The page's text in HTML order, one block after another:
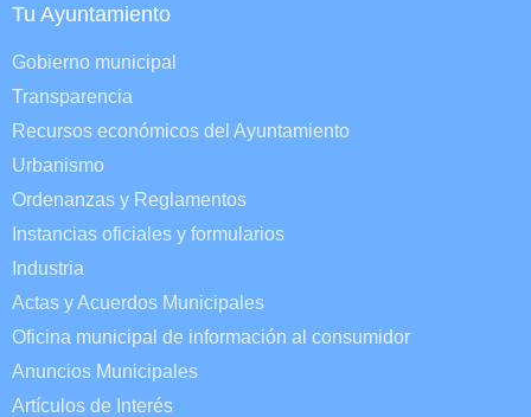
Tu Ayuntamiento
Gobierno municipal
Transparencia
Recursos económicos del Ayuntamiento
Urbanismo
Ordenanzas y Reglamentos
Instancias oficiales y formularios
Industria
Actas y Acuerdos Municipales
Oficina municipal de información al consumidor
Anuncios Municipales
Artículos de Interés